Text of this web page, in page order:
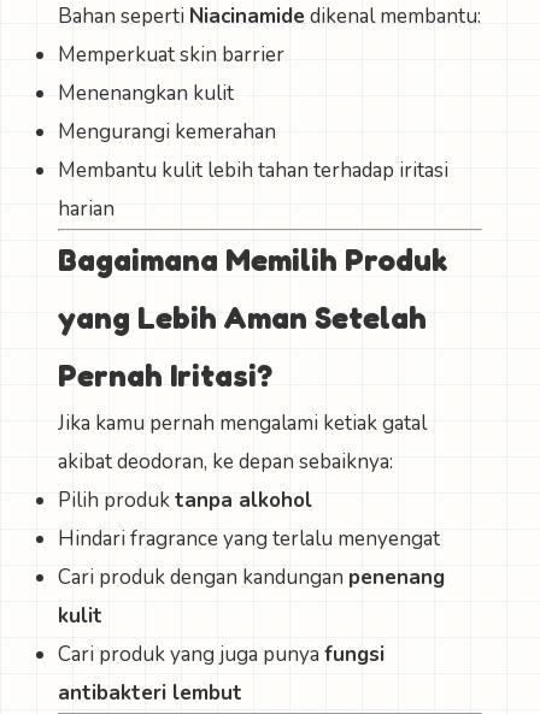
Bahan seperti Niacinamide dikenal membantu:
Memperkuat skin barrier
Menenangkan kulit
Mengurangi kemerahan
Membantu kulit lebih tahan terhadap iritasi
harian
Bagaimana Memilih Produk
yang Lebih Aman Setelah
Pernah Iritasi?
Jika kamu pernah mengalami ketiak gatal
akibat deodoran, ke depan sebaiknya:
Pilih produktanpa alkohol
Hindari fragrance yang terlalu menyengat
Cari produk dengan kandungan penenang
kulit
Cari produk yang juga punya fungsi
antibakteri lembut